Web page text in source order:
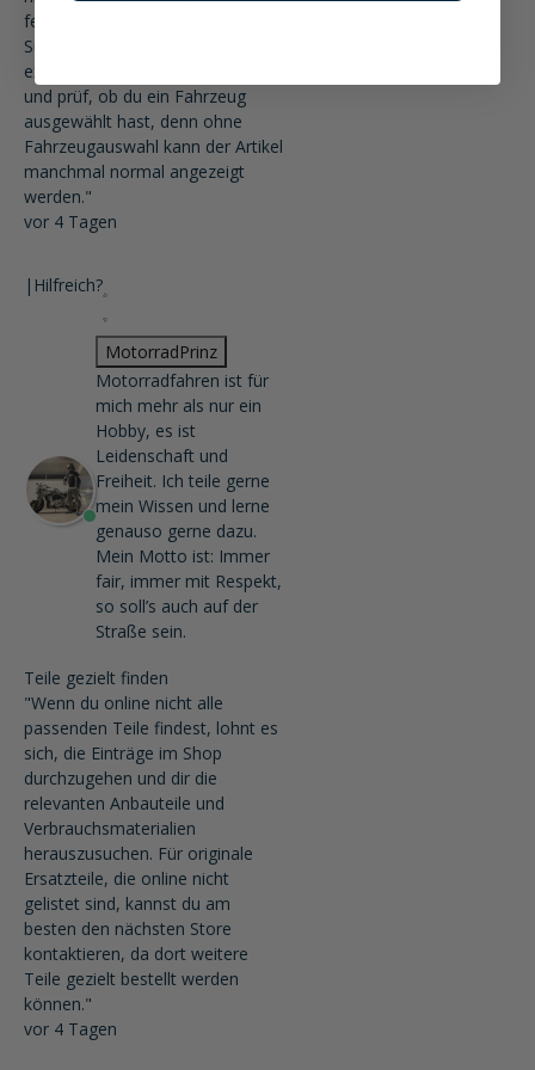
fehlerhaften Datenbankeinträgen.
Such alternativ direkt nach der
exakten Bezeichnung des Teils
und prüf, ob du ein Fahrzeug
ausgewählt hast, denn ohne
Fahrzeugauswahl kann der Artikel
manchmal normal angezeigt
werden."
vor 4 Tagen
| Hilfreich?
MotorradPrinz
Motorradfahren ist für
mich mehr als nur ein
Hobby, es ist
Leidenschaft und
Freiheit. Ich teile gerne
mein Wissen und lerne
genauso gerne dazu.
Mein Motto ist: Immer
fair, immer mit Respekt,
so soll’s auch auf der
Straße sein.
Teile gezielt finden
"Wenn du online nicht alle
passenden Teile findest, lohnt es
sich, die Einträge im Shop
durchzugehen und dir die
relevanten Anbauteile und
Verbrauchsmaterialien
herauszusuchen. Für originale
Ersatzteile, die online nicht
gelistet sind, kannst du am
besten den nächsten Store
kontaktieren, da dort weitere
Teile gezielt bestellt werden
können."
vor 4 Tagen